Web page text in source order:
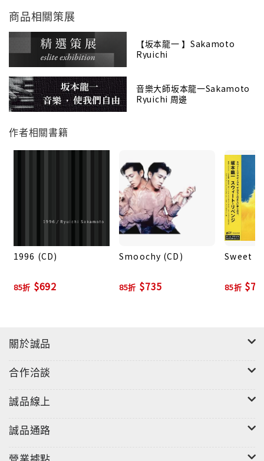
【収録内容】
01. DNA Intro
02. Solitude
03. DNA
04. Bottom
05. Fotografia 1
07. Solitude Short
08. Harmonics 1
商品相關策展
【坂本龍一 】Sakamoto
Ryuichi
音樂大師坂本龍一Sakamoto
Ryuichi 周邊
作者相關書籍
1996 (CD)
85折 $692
Smoochy (CD)
85折 $735
Sweet
85折
關於誠品
合作洽談
誠品線上
誠品通路